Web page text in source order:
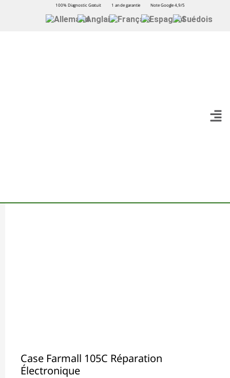
100% Diagnostic Gratuit 1 an de garantie Note Google 4,9/5
Case Farmall 105C Réparation
Électronique